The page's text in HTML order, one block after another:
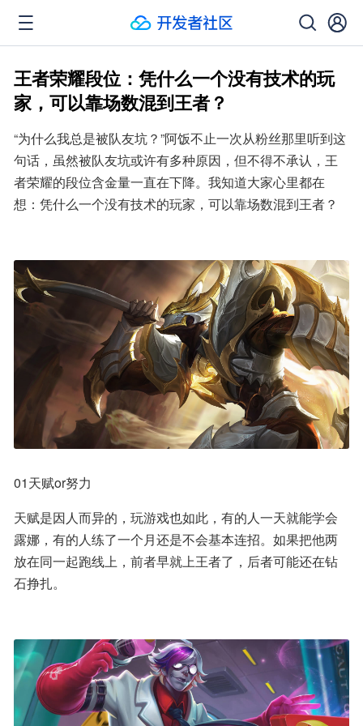
王者荣耀段位：凭什么一个没有技术的玩
家，可以靠场数混到王者？
“为什么我总是被队友坑？”阿饭不止一次从粉丝那里听到这
句话，虽然被队友坑或许有多种原因，但不得不承认，王
者荣耀的段位含金量一直在下降。我知道大家心里都在
想：凭什么一个没有技术的玩家，可以靠场数混到王者？
01天赋or努力
天赋是因人而异的，玩游戏也如此，有的人一天就能学会
露娜，有的人练了一个月还是不会基本连招。如果把他两
放在同一起跑线上，前者早就上王者了，后者可能还在钻
石挣扎。